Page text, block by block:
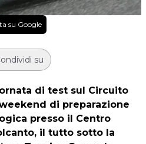
su Google
su
di test sul Circuito
di preparazione
presso il Centro
il tutto sotto la